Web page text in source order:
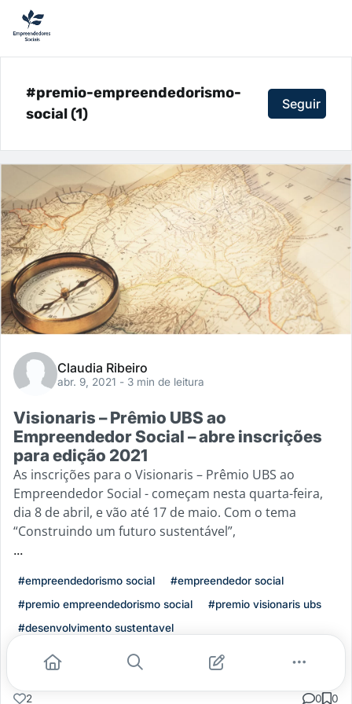
#premio-empreendedorismo-
social (1)
Seguir
Claudia Ribeiro
abr. 9, 2021 - 3 min de leitura
Visionaris – Prêmio UBS ao
Empreendedor Social – abre inscrições
para edição 2021
As inscrições para o Visionaris – Prêmio UBS ao
Empreendedor Social - começam nesta quarta-feira,
dia 8 de abril, e vão até 17 de maio. Com o tema
“Construindo um futuro sustentável”,
...
#empreendedorismo social
#empreendedor social
#premio empreendedorismo social
#premio visionaris ubs
#desenvolvimento sustentavel
Leia mais
2 0 0